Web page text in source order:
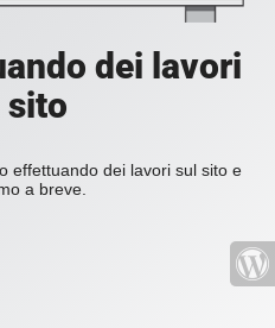
dei lavori
sito
effettuando dei lavori sul sito e
a breve.